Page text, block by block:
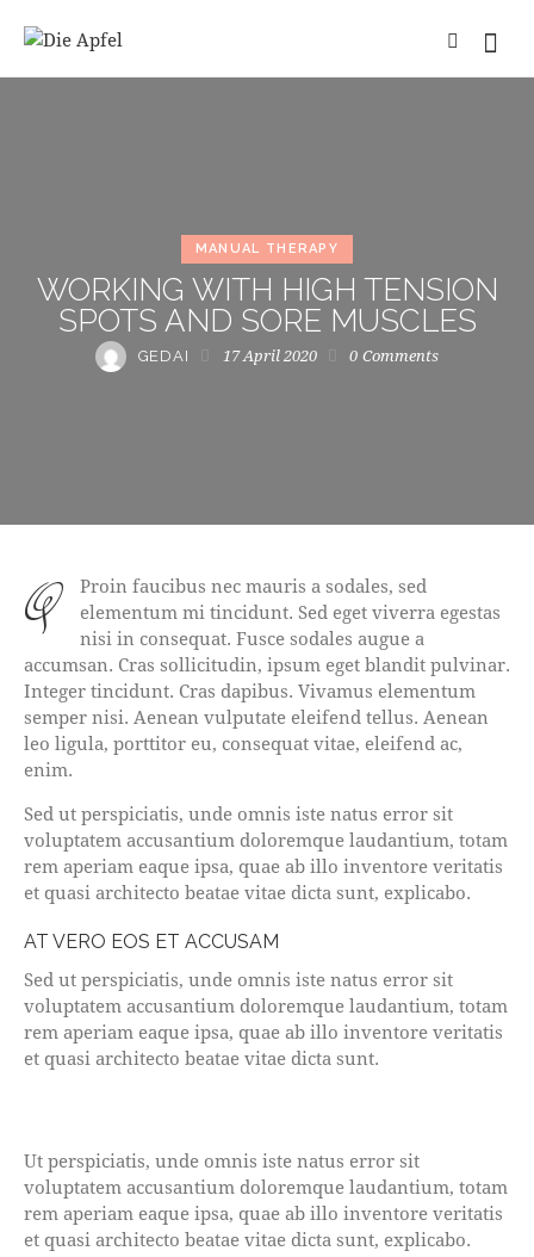
MANUAL THERAPY
WORKING WITH HIGH TENSION
SPOTS AND SORE MUSCLES
GEDAI 17 April 2020 0 Comments
qProin faucibus nec mauris a sodales, sed
elementum mi tincidunt. Sed eget viverra egestas
nisi in consequat. Fusce sodales augue a
accumsan. Cras sollicitudin, ipsum eget blandit pulvinar.
Integer tincidunt. Cras dapibus. Vivamus elementum
semper nisi. Aenean vulputate eleifend tellus. Aenean
leo ligula, porttitor eu, consequat vitae, eleifend ac,
enim.
Sed ut perspiciatis, unde omnis iste natus error sit
voluptatem accusantium doloremque laudantium, totam
rem aperiam eaque ipsa, quae ab illo inventore veritatis
et quasi architecto beatae vitae dicta sunt, explicabo.
AT VERO EOS ET ACCUSAM
Sed ut perspiciatis, unde omnis iste natus error sit
voluptatem accusantium doloremque laudantium, totam
rem aperiam eaque ipsa, quae ab illo inventore veritatis
et quasi architecto beatae vitae dicta sunt.
Ut perspiciatis, unde omnis iste natus error sit
voluptatem accusantium doloremque laudantium, totam
rem aperiam eaque ipsa, quae ab illo inventore veritatis
et quasi architecto beatae vitae dicta sunt, explicabo.